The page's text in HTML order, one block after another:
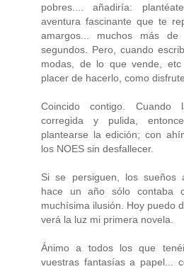
pobres.... añadiría:
aventura fascinante que te
amargos... muchos más
segundos. Pero, cuando
modas, de lo que vende,
placer de hacerlo, como
Coincido contigo. Cuando
corregida y pulida,
plantearse la edición; con
los NOES sin desfallecer.
Si se persiguen, los sueños
hace un año sólo contaba
muchísima ilusión. Hoy puedo
verá la luz mi primera novela.
Ánimo a todos los que
vuestras fantasías a papel...